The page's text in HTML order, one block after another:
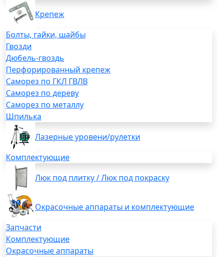
Крепеж
Болты, гайки, шайбы
Гвозди
Дюбель-гвоздь
Перфорированный крепеж
Саморез по ГКЛ ГВЛВ
Саморез по дереву
Саморез по металлу
Шпилька
Лазерные уровени/рулетки
Комплектующие
Люк под плитку / Люк под покраску
Окрасочные аппараты и комплектующие
Запчасти
Комплектующие
Окрасочные аппараты